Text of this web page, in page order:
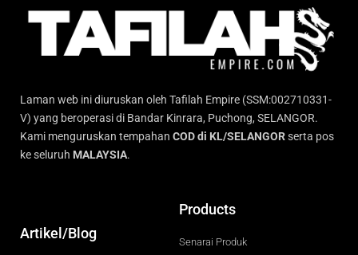
Laman web ini diuruskan oleh Tafilah Empire (SSM:002710331-
V) yang beroperasi di Bandar Kinrara, Puchong, SELANGOR.
Kami menguruskan tempahan COD di KL/SELANGORserta pos
ke seluruh MALAYSIA.
Artikel/Blog
Products
Senarai Produk